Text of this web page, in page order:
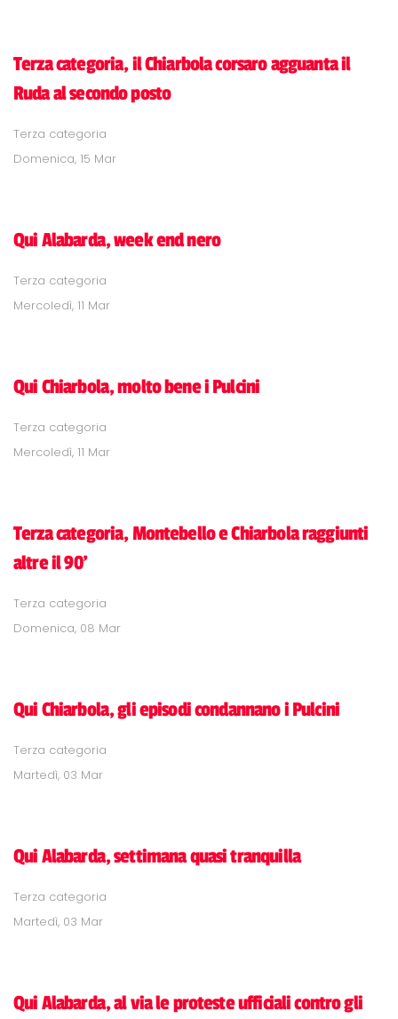
Terza categoria, il Chiarbola corsaro agguanta il
Ruda al secondo posto
Terza categoria
Domenica, 15 Mar
Qui Alabarda, week end nero
Terza categoria
Mercoledì, 11 Mar
Qui Chiarbola, molto bene i Pulcini
Terza categoria
Mercoledì, 11 Mar
Terza categoria, Montebello e Chiarbola raggiunti
altre il 90'
Terza categoria
Domenica, 08 Mar
Qui Chiarbola, gli episodi condannano i Pulcini
Terza categoria
Martedì, 03 Mar
Qui Alabarda, settimana quasi tranquilla
Terza categoria
Martedì, 03 Mar
Qui Alabarda, al via le proteste ufficiali contro gli